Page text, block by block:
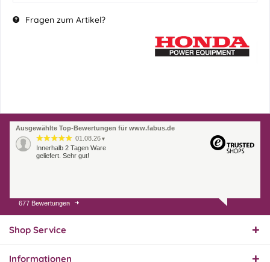
Fragen zum Artikel?
Ausgewählte Top-Bewertungen für www.fabus.de
01.08.26 ▼
Innerhalb 2 Tagen Ware
geliefert. Sehr gut!
31.07.26
Super schnelle Lieferung,
hervorragend. Gerne
677 Bewertungen
Shop Service
Informationen